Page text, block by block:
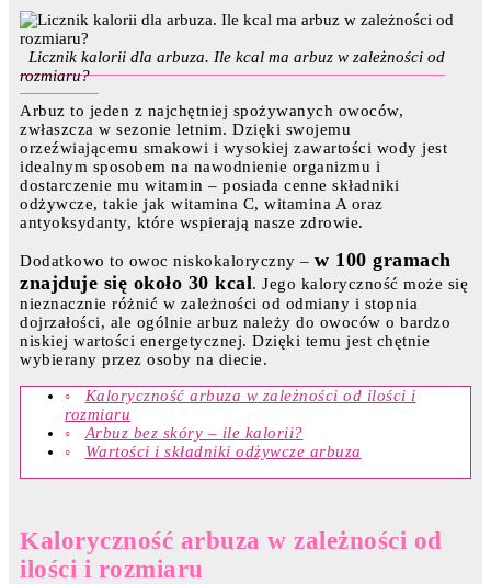
Licznik kalorii dla arbuza. Ile kcal ma arbuz w zależności od
rozmiaru?
Arbuz to jeden z najchętniej spożywanych owoców,
zwłaszcza w sezonie letnim. Dzięki swojemu
orzeźwiającemu smakowi i wysokiej zawartości wody jest
idealnym sposobem na nawodnienie organizmu i
dostarczenie mu witamin – posiada cenne składniki
odżywcze, takie jak witamina C, witamina A oraz
antyoksydanty, które wspierają nasze zdrowie.
Dodatkowo to owoc niskokaloryczny – w 100 gramach
znajduje się około 30 kcal. Jego kaloryczność może się
nieznacznie różnić w zależności od odmiany i stopnia
dojrzałości, ale ogólnie arbuz należy do owoców o bardzo
niskiej wartości energetycznej. Dzięki temu jest chętnie
wybierany przez osoby na diecie.
Kaloryczność arbuza w zależności od ilości i
rozmiaru
Arbuz bez skóry – ile kalorii?
Wartości i składniki odżywcze arbuza
Kaloryczność arbuza w zależności od
ilości i rozmiaru